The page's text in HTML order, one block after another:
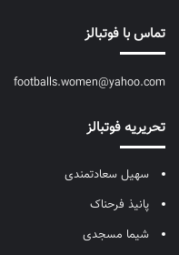
تماس با فوتبالز
footballs.women@yahoo.com
تحریریه فوتبالز
سهیل سعادتمندی
پانیذ فرحناک
شیما مسجدی